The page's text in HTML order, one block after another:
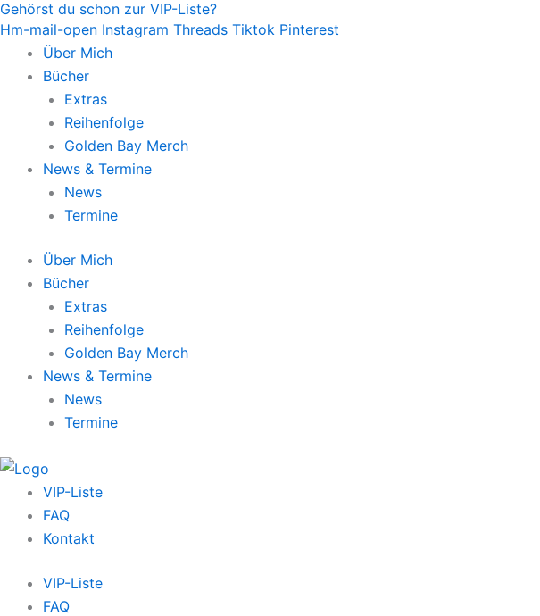
Zum
Inhalt
springen
Gehörst du schon zur VIP-Liste?
Hm-mail-open Instagram Threads Tiktok Pinterest
Über Mich
Bücher
Extras
Reihenfolge
Golden Bay Merch
News & Termine
News
Termine
Über Mich
Bücher
Extras
Reihenfolge
Golden Bay Merch
News & Termine
News
Termine
VIP-Liste
FAQ
Kontakt
VIP-Liste
FAQ